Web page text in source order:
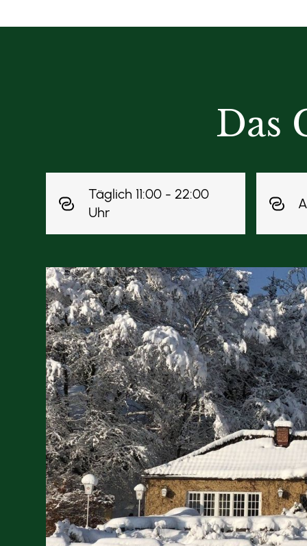
Das
Täglich 11:00 - 22:00
Uhr